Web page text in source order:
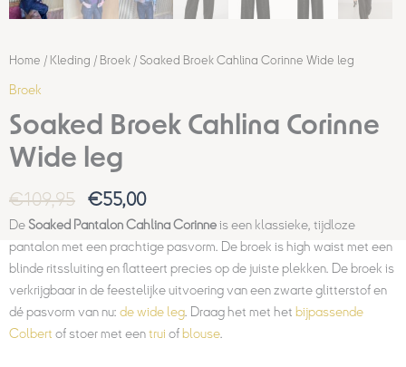
Home / Kleding / Broek / Soaked Broek Cahlina Corinne Wide leg
Broek
Soaked Broek Cahlina Corinne
Wide leg
€109,95 €55,00
De Soaked Pantalon Cahlina Corinneis een klassieke, tijdloze
pantalon met een prachtige pasvorm. De broek is high waist met een
blinde ritssluiting en flatteert precies op de juiste plekken. De broek is
verkrijgbaar in de feestelijke uitvoering van een zwarte glitterstof en
dé pasvorm van nu: de wide leg . Draag het met het bijpassende
Colbert of stoer met eentrui of blouse